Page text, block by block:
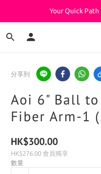
Welcome
Your Quick
滿
分享到
Aoi 6" Ball
Fiber Arm-1
HK$300.00
HK$276.00 會員獨享
數量